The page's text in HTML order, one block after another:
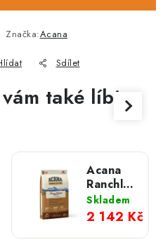
Značka:Acana
Sdílet
také líbit
Acana
Ranchlands;
11,4 kg
Skladem
2 142 Kč